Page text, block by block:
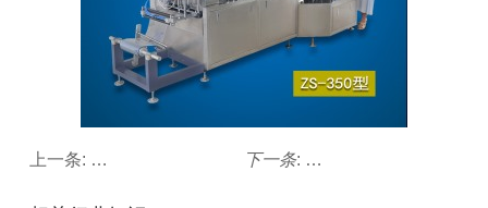
上一条:
怎么调试中药茄子APP下载
下一条: 单冲茄子APP下载在分